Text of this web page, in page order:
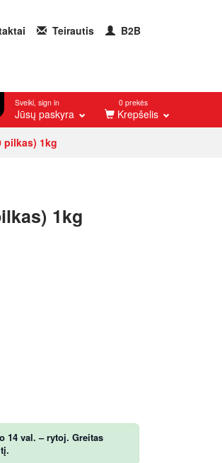
Teirautis B2B
Sveiki, sign in
Jūsų paskyra
0 prekės
Krepšelis
pilkas) 1kg
1kg
14 val. – rytoj. Greitas